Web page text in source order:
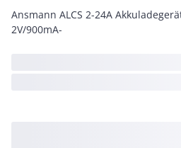
Ansmann ALCS 2-24A
2V/900mA-